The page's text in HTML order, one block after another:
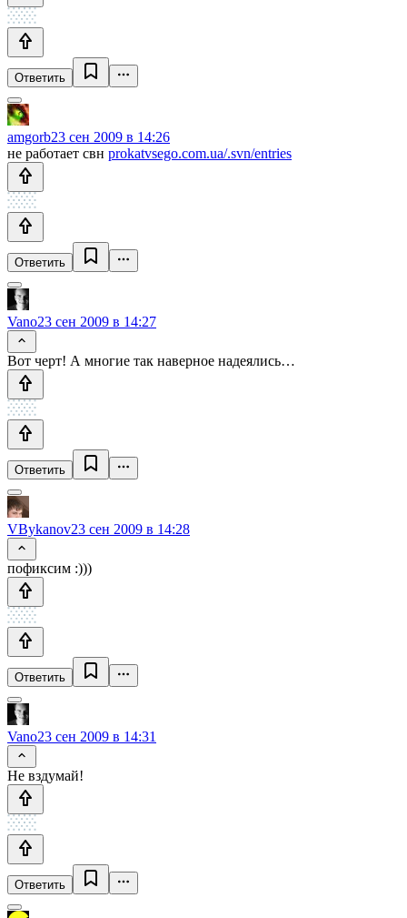
Ответить
amgorb23 сен 2009 в 14:26
не работает свн prokatvsego.com.ua/.svn/entries
Ответить
Vano23 сен 2009 в 14:27
Вот черт! А многие так наверное надеялись…
Ответить
VBykanov23 сен 2009 в 14:28
пофиксим :)))
Ответить
Vano23 сен 2009 в 14:31
Не вздумай!
Ответить